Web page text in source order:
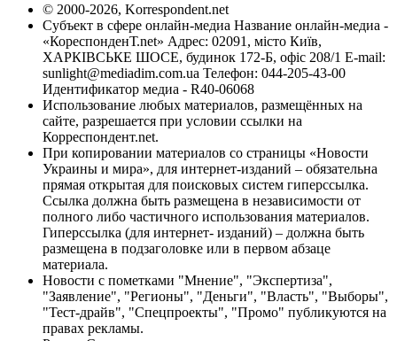
© 2000-2026, Korrespondent.net
Субъект в сфере онлайн-медиа Название онлайн-медиа -
«КореспонденТ.net» Адрес: 02091, місто Київ,
ХАРКІВСЬКЕ ШОСЕ, будинок 172-Б, офіс 208/1 E-mail:
sunlight@mediadim.com.ua Телефон: 044-205-43-00
Идентификатор медиа - R40-06068
Использование любых материалов, размещённых на
сайте, разрешается при условии ссылки на
Корреспондент.net.
При копировании материалов со страницы «Новости
Украины и мира», для интернет-изданий – обязательна
прямая открытая для поисковых систем гиперссылка.
Ссылка должна быть размещена в независимости от
полного либо частичного использования материалов.
Гиперссылка (для интернет- изданий) – должна быть
размещена в подзаголовке или в первом абзаце
материала.
Новости с пометками "Мнение", "Экспертиза",
"Заявление", "Регионы", "Деньги", "Власть", "Выборы",
"Тест-драйв", "Спецпроекты", "Промо" публикуются на
правах рекламы.